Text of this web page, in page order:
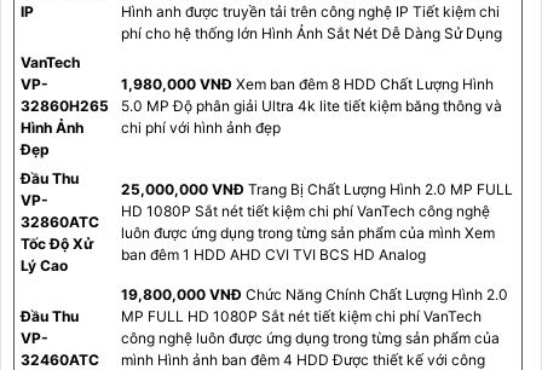
IP
Hình anh được truyền tải trên công nghệ IP Tiết kiệm chi
phí cho hệ thống lớn Hình Ảnh Sắt Nét Dễ Dàng Sử Dụng
VanTech
VP-
32860H265
Hình Ảnh
Đẹp
1,980,000 VNĐ Xem ban đêm 8 HDD Chất Lượng Hình
5.0 MP Độ phân giải Ultra 4k lite tiết kiệm băng thông và
chi phí với hình ảnh đẹp
Đầu Thu
VP-
32860ATC
Tốc Độ Xử
Lý Cao
25,000,000 VNĐ Trang Bị Chất Lượng Hình 2.0 MP FULL
HD 1080P Sắt nét tiết kiệm chi phí VanTech công nghệ
luôn được ứng dụng trong từng sản phẩm của mình Xem
ban đêm 1 HDD AHD CVI TVI BCS HD Analog
Đầu Thu
VP-
32460ATC
19,800,000 VNĐ Chức Năng Chính Chất Lượng Hình 2.0
MP FULL HD 1080P Sắt nét tiết kiệm chi phí VanTech
công nghệ luôn được ứng dụng trong từng sản phẩm của
mình Hình ảnh ban đêm 4 HDD Được thiết kế với công